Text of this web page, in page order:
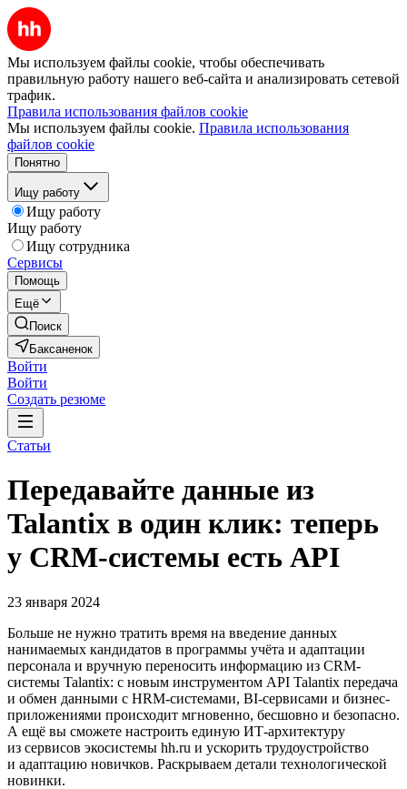
Мы используем файлы cookie, чтобы обеспечивать
правильную работу нашего веб-сайта и анализировать сетевой
трафик.
Правила использования файлов cookie
Мы используем файлы cookie. Правила использования
файлов cookie
Понятно
Ищу работу
Ищу работу
Ищу работу
Ищу сотрудника
Сервисы
Помощь
Ещё
Поиск
Баксаненок
Войти
Войти
Создать резюме
Статьи
Передавайте данные из
Talantix в один клик: теперь
у CRM-системы есть API
23 января 2024
Больше не нужно тратить время на введение данных
нанимаемых кандидатов в программы учёта и адаптации
персонала и вручную переносить информацию из CRM-
системы Talantix: с новым инструментом API Talantix передача
и обмен данными с HRM-системами, BI-сервисами и бизнес-
приложениями происходит мгновенно, бесшовно и безопасно.
А ещё вы сможете настроить единую ИТ-архитектуру
из сервисов экосистемы hh.ru и ускорить трудоустройство
и адаптацию новичков. Раскрываем детали технологической
новинки.